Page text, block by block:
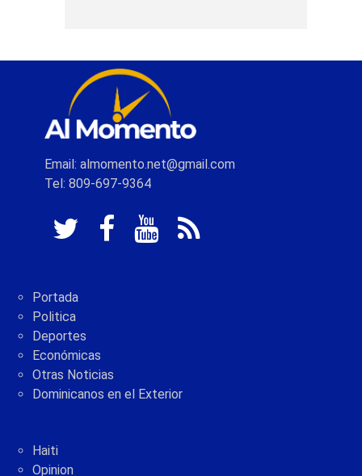
Email: almomento.net@gmail.com
Tel: 809-697-9364
Portada
Politica
Deportes
Económicas
Otras Noticias
Dominicanos en el Exterior
Haiti
Opinion